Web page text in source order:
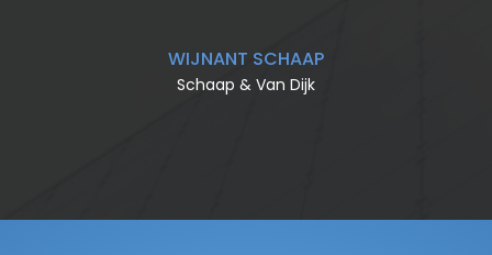
WIJNANT SCHAAP
Schaap & Van Dijk